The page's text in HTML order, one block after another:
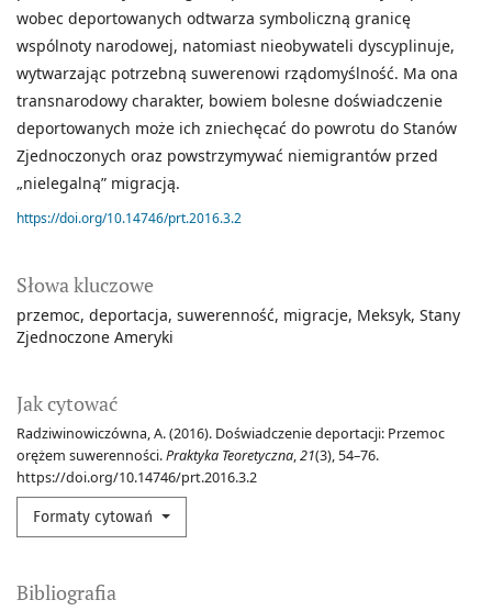
Słowa kluczowe
przemoc deportacja suwerenność migracje Meksyk Stany
Zjednoczone Ameryki
Jak cytować
Radziwinowiczówna, A. (2016). Doświadczenie deportacji: Przemoc
orężem suwerenności.Praktyka Teoretyczna,21(3), 54–76.
https://doi.org/10.14746/prt.2016.3.2
Formaty cytowań
wobec deportowanych odtwarza symboliczną granicę
wspólnoty narodowej, natomiast nieobywateli dyscyplinuje,
wytwarzając potrzebną suwerenowi rządomyślność. Ma ona
transnarodowy charakter, bowiem bolesne doświadczenie
deportowanych może ich zniechęcać do powrotu do Stanów
Zjednoczonych oraz powstrzymywać niemigrantów przed
„nielegalną” migracją.
https://doi.org/10.14746/prt.2016.3.2
Bibliografia